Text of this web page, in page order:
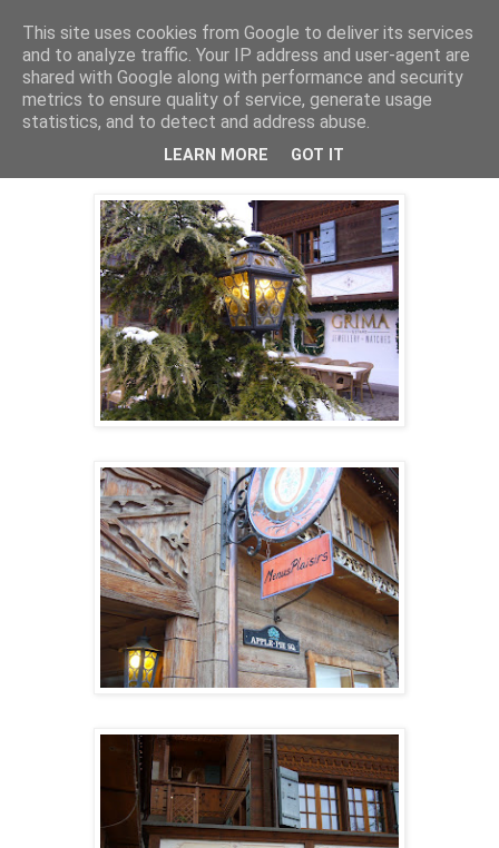
Mischka
fredag 1. april 2011
A-listers and royalty
This site uses cookies from Google to deliver its services
and to analyze traffic. Your IP address and user-agent are
shared with Google along with performance and security
metrics to ensure quality of service, generate usage
statistics, and to detect and address abuse.
LEARN MORE GOT IT